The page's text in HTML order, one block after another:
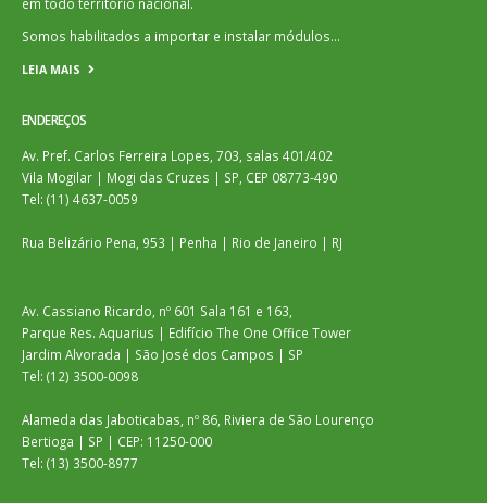
em todo território nacional.
Somos habilitados a importar e instalar módulos…
LEIA MAIS
ENDEREÇOS
Av. Pref. Carlos Ferreira Lopes, 703, salas 401/402
Vila Mogilar | Mogi das Cruzes | SP, CEP 08773-490
Tel: (11) 4637-0059
Rua Belizário Pena, 953 | Penha | Rio de Janeiro | RJ
Av. Cassiano Ricardo, nº 601 Sala 161 e 163,
Parque Res. Aquarius | Edifício The One Office Tower
Jardim Alvorada | São José dos Campos | SP
Tel: (12) 3500-0098
Alameda das Jaboticabas, nº 86, Riviera de São Lourenço
Bertioga | SP | CEP: 11250-000
Tel: (13) 3500-8977